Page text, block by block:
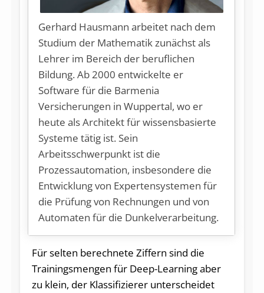
Gerhard Hausmann arbeitet nach dem
Studium der Mathematik zunächst als
Lehrer im Bereich der beruflichen
Bildung. Ab 2000 entwickelte er
Software für die Barmenia
Versicherungen in Wuppertal, wo er
heute als Architekt für wissensbasierte
Systeme tätig ist. Sein
Arbeitsschwerpunkt ist die
Prozessautomation, insbesondere die
Entwicklung von Expertensystemen für
die Prüfung von Rechnungen und von
Automaten für die Dunkelverarbeitung.
Für selten berechnete Ziffern sind die
Trainingsmengen für Deep-Learning aber
zu klein, der Klassifizierer unterscheidet